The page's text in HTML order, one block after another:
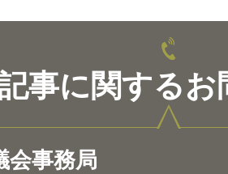
事に関するお
会事務局